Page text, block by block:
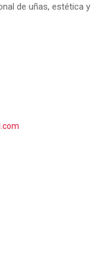
de uñas, estética y